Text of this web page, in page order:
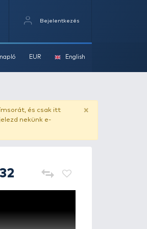
Kosaram
Fogási
mindig ellenőrizd a böngésző
oldalon ne vásárolj, inkább
Grub 25,4 cm -